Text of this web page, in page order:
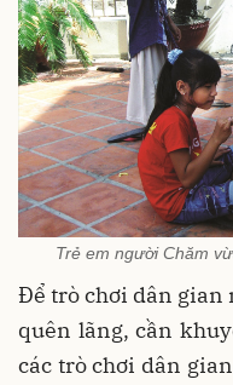
Trẻ em người Chăm
Để trò chơi dân gian
quên lãng, cần
các trò chơi dân